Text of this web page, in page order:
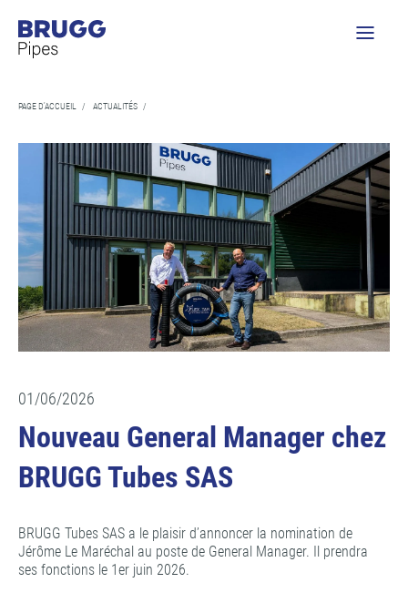
PAGE D'ACCUEIL / ACTUALITÉS /
01/06/2026
Nouveau General Manager chez
BRUGG Tubes SAS
BRUGG Tubes SAS a le plaisir d’annoncer la nomination de
Jérôme Le Maréchal au poste de General Manager. Il prendra
ses fonctions le 1er juin 2026.